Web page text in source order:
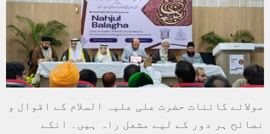
مولائے کائنات حضرت علی علیہ السلام کے اقوال و
نصائح ہر دور کے لیے مشعل راہ ہیں۔ انکے